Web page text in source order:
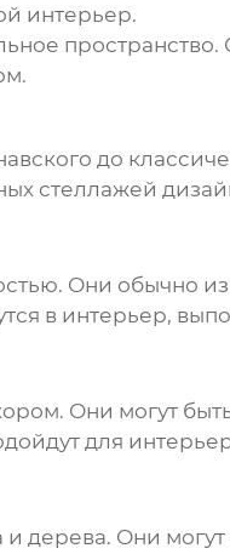
интерьер.
пространство.
до
стеллажей
Они обычно
в интерьер,
Они могут
для
дерева. Они могут